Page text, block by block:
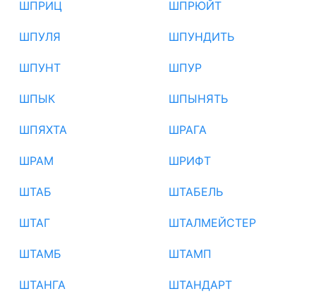
ШПРИЦ ШПРЮЙТ
ШПУЛЯ ШПУНДИТЬ
ШПУНТ ШПУР
ШПЫК ШПЫНЯТЬ
ШПЯХТА ШРАГА
ШРАМ ШРИФТ
ШТАБ ШТАБЕЛЬ
ШТАГ ШТАЛМЕЙСТЕР
ШТАМБ ШТАМП
ШТАНГА ШТАНДАРТ